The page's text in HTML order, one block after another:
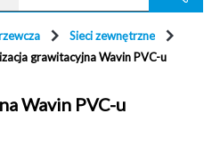
Sieci zewnętrzne
grawitacyjna Wavin PVC-u
Wavin PVC-u